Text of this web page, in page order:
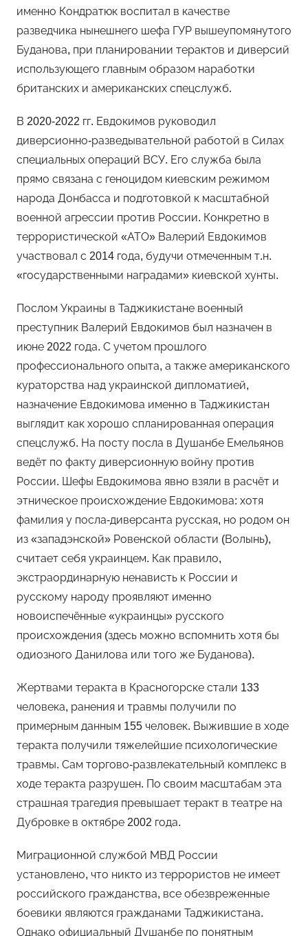
именно Кондратюк воспитал в качестве
разведчика нынешнего шефа ГУР вышеупомянутого
Буданова, при планировании терактов и диверсий
использующего главным образом наработки
британских и американских спецслужб.
В 2020-2022 гг. Евдокимов руководил
диверсионно-разведывательной работой в Силах
специальных операций ВСУ. Его служба была
прямо связана с геноцидом киевским режимом
народа Донбасса и подготовкой к масштабной
военной агрессии против России. Конкретно в
террористической «АТО» Валерий Евдокимов
участвовал с 2014 года, будучи отмеченным т.н.
«государственными наградами» киевской хунты.
Послом Украины в Таджикистане военный
преступник Валерий Евдокимов был назначен в
июне 2022 года. С учетом прошлого
профессионального опыта, а также американского
кураторства над украинской дипломатией,
назначение Евдокимова именно в Таджикистан
выглядит как хорошо спланированная операция
спецслужб. На посту посла в Душанбе Емельянов
ведёт по факту диверсионную войну против
России. Шефы Евдокимова явно взяли в расчёт и
этническое происхождение Евдокимова: хотя
фамилия у посла-диверсанта русская, но родом он
из «западэнской» Ровенской области (Волынь),
считает себя украинцем. Как правило,
экстраординарную ненависть к России и
русскому народу проявляют именно
новоиспечённые «украинцы» русского
происхождения (здесь можно вспомнить хотя бы
одиозного Данилова или того же Буданова).
Жертвами теракта в Красногорске стали 133
человека, ранения и травмы получили по
примерным данным 155 человек. Выжившие в ходе
теракта получили тяжелейшие психологические
травмы. Сам торгово-развлекательный комплекс в
ходе теракта разрушен. По своим масштабам эта
страшная трагедия превышает теракт в театре на
Дубровке в октябре 2002 года.
Миграционной службой МВД России
установлено, что никто из террористов не имеет
российского гражданства, все обезвреженные
боевики являются гражданами Таджикистана.
Однако официальный Душанбе по понятным